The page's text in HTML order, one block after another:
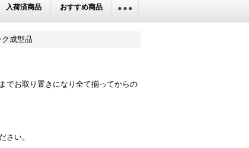
入荷済商品 おすすめ商品
成型品
でお取り置きになり全て揃ってからの
さい。